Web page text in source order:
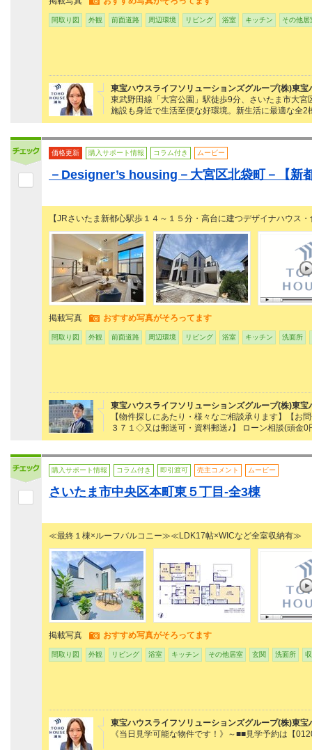
間取り図 外観 前面道路 周辺環境 リビング 浴室 キッチン その他居
東宝ハウスライフソリューションズグループ(株)東宝
東武野田線「大宮公園」駅徒歩9分、さいたま市大
施設も身近で生活至便な好環境。新生活に最適な全2
価格更新 購入サポート情報 コラム付き ムービー
－Designer’s housing－大宮区北袋町－【新
【JRさいたま新都心駅歩１４～１５分・高台に建つデザイナハウス
掲載写真 おすすめ写真がそろってます
間取り図 外観 前面道路 周辺環境 リビング 浴室 キッチン 洗面所
東宝ハウスライフソリューションズグループ(株)東宝
【物件探しにあたり・様々なご相談承ります】【
３７１◇又は郵送可・資料郵送♪】 ローン相談(頭金0
購入サポート情報 コラム付き 即引渡可 売主コメント ムービー
さいたま市中央区本町東５丁目-全3棟
≪最終１棟×ルーフバルコニー≫≪LDK17帖×WICなど全室収納有≫
掲載写真 おすすめ写真がそろってます
間取り図 外観 リビング 浴室 キッチン その他居室 玄関 洗面所
東宝ハウスライフソリューションズグループ(株)東宝
《当日見学可能な物件です！》～■■見学予約は【